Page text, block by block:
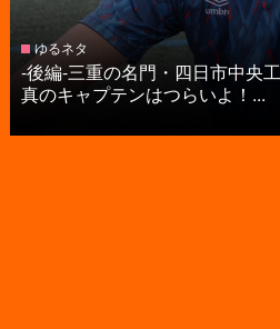
ゆるネタ
-後編-三重の名門・四日市中央
真のキャプテンはつらいよ！...